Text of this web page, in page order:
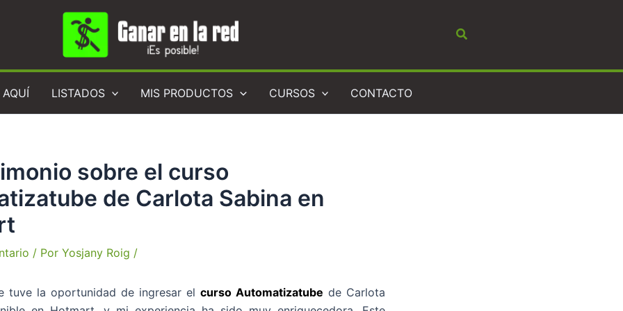
Buscar
LISTADOS MIS PRODUCTOS CURSOS CONTACTO
sobre el curso
de Carlota Sabina en
/ Por Yosjany Roig /
tuve la oportunidad de ingresar el curso Automatizatube de Carlota